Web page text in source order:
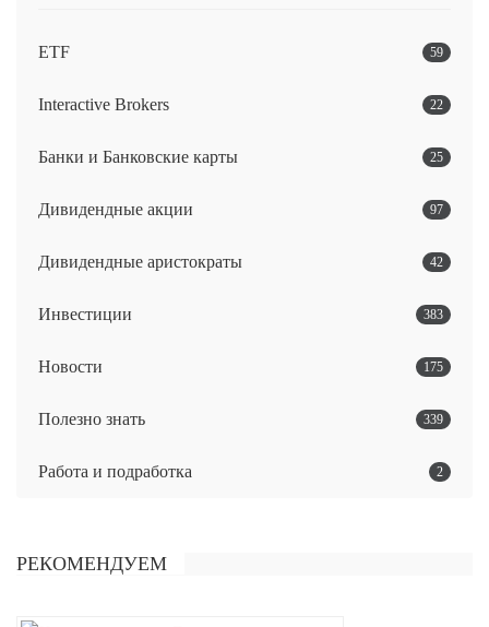
ETF 59
Interactive Brokers 22
Банки и Банковские карты 25
Дивидендные акции 97
Дивидендные аристократы 42
Инвестиции 383
Новости 175
Полезно знать 339
Работа и подработка 2
РЕКОМЕНДУЕМ